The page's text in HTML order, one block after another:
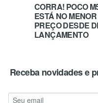
CORRA! POCO
ESTÁ NO MENOR
PREÇO DESDE
LANÇAMENTO
Receba novidades e